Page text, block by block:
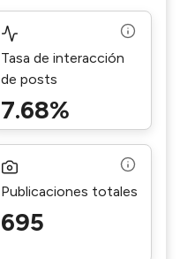
Tasa de interacción
de posts
7.68%
Publicaciones totales
695